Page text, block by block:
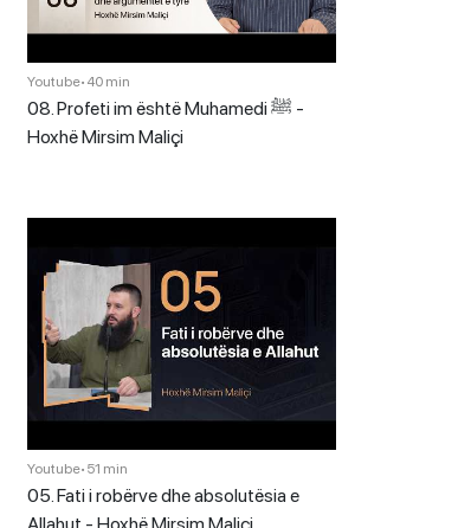
Youtube• 40 min
08. Profeti im është Muhamedi ﷺ -
Hoxhë Mirsim Maliçi
Youtube• 51 min
05. Fati i robërve dhe absolutësia e